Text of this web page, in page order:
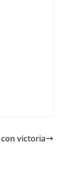
con victoria